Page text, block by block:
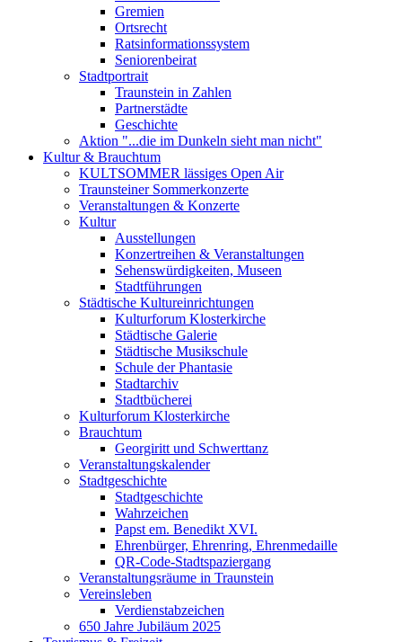
Gremien
Ortsrecht
Ratsinformationssystem
Seniorenbeirat
Stadtportrait
Traunstein in Zahlen
Partnerstädte
Geschichte
Aktion "...die im Dunkeln sieht man nicht"
Kultur & Brauchtum
KULTSOMMER lässiges Open Air
Traunsteiner Sommerkonzerte
Veranstaltungen & Konzerte
Kultur
Ausstellungen
Konzertreihen & Veranstaltungen
Sehenswürdigkeiten, Museen
Stadtführungen
Städtische Kultureinrichtungen
Kulturforum Klosterkirche
Städtische Galerie
Städtische Musikschule
Schule der Phantasie
Stadtarchiv
Stadtbücherei
Kulturforum Klosterkirche
Brauchtum
Georgiritt und Schwerttanz
Veranstaltungskalender
Stadtgeschichte
Stadtgeschichte
Wahrzeichen
Papst em. Benedikt XVI.
Ehrenbürger, Ehrenring, Ehrenmedaille
QR-Code-Stadtspaziergang
Veranstaltungsräume in Traunstein
Vereinsleben
Verdienstabzeichen
650 Jahre Jubiläum 2025